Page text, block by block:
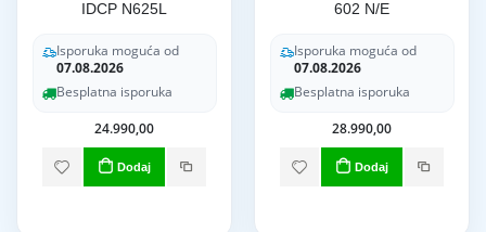
IDCP N625L
Isporuka moguća od
07.08.2026
Besplatna isporuka
24.990,00
Dodaj
602 N/E
Isporuka moguća od
07.08.2026
Besplatna isporuka
28.990,00
Dodaj